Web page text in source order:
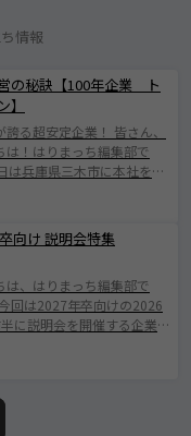
情報
の秘訣【100年企業 ト
】
誇る超安定企業！ 皆さん、
は！はりまっち編集部で
は兵庫県三木市に本社を構
創業以来、100年にわたり
もに歩んできた歴史ある企
られる三木市に根ざした会
を守りながらも、 新たな価
挑戦されている企業です
良企業”と呼ぶにふさわしい
向け 説明会特集
は、はりまっち編集部で
回は2027年卒向けの2026
に説明会を開催する企業を
なります。ムツミ商事株式